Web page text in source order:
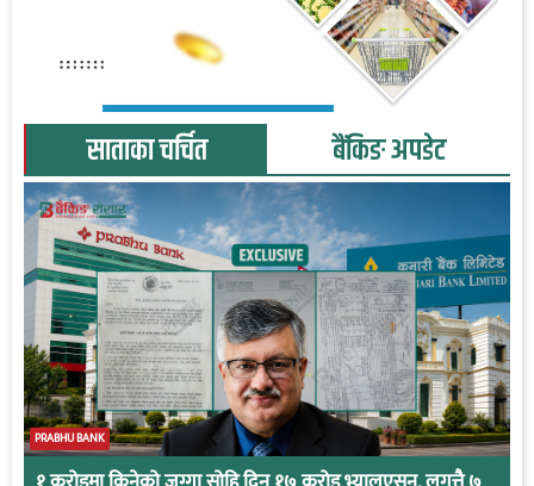
साताका चर्चित बैंकिङ अपडेट
PRABHU BANK